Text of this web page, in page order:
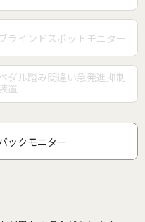
ブラインドスポットモニター
ダル踏み間違い急発進抑制
置
ックモニター